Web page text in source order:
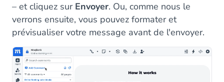
– et cliquez sur Envoyer. Ou, comme nous le
verrons ensuite, vous pouvez formater et
prévisualiser votre message avant de l'envoyer.